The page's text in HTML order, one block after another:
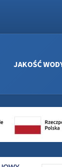
JAKOŚĆ